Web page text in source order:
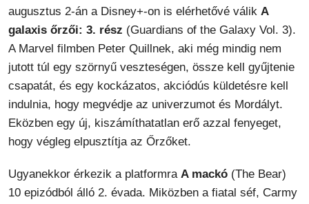
augusztus 2-án a Disney+-on is elérhetővé válik A
galaxis őrzői: 3. rész (Guardians of the Galaxy Vol. 3).
A Marvel filmben Peter Quillnek, aki még mindig nem
jutott túl egy szörnyű veszteségen, össze kell gyűjtenie
csapatát, és egy kockázatos, akciódús küldetésre kell
indulnia, hogy megvédje az univerzumot és Mordályt.
Eközben egy új, kiszámíthatatlan erő azzal fenyeget,
hogy végleg elpusztítja az Őrzőket.
Ugyanekkor érkezik a platformra A mackó (The Bear)
10 epizódból álló 2. évada. Miközben a fiatal séf, Carmy